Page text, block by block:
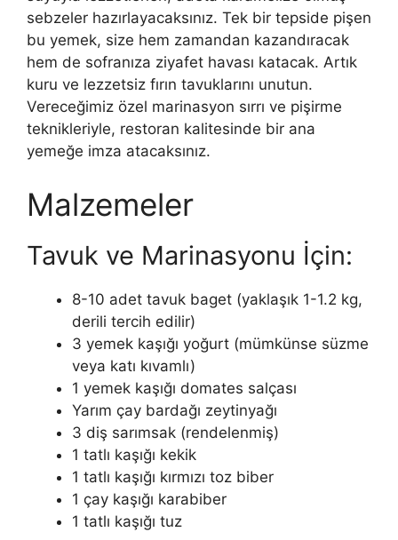
sebzeler hazırlayacaksınız. Tek bir tepside pişen
bu yemek, size hem zamandan kazandıracak
hem de sofranıza ziyafet havası katacak. Artık
kuru ve lezzetsiz fırın tavuklarını unutun.
Vereceğimiz özel marinasyon sırrı ve pişirme
teknikleriyle, restoran kalitesinde bir ana
yemeğe imza atacaksınız.
Malzemeler
Tavuk ve Marinasyonu İçin:
8-10 adet tavuk baget (yaklaşık 1-1.2 kg,
derili tercih edilir)
3 yemek kaşığı yoğurt (mümkünse süzme
veya katı kıvamlı)
1 yemek kaşığı domates salçası
Yarım çay bardağı zeytinyağı
3 diş sarımsak (rendelenmiş)
1 tatlı kaşığı kekik
1 tatlı kaşığı kırmızı toz biber
1 çay kaşığı karabiber
1 tatlı kaşığı tuz